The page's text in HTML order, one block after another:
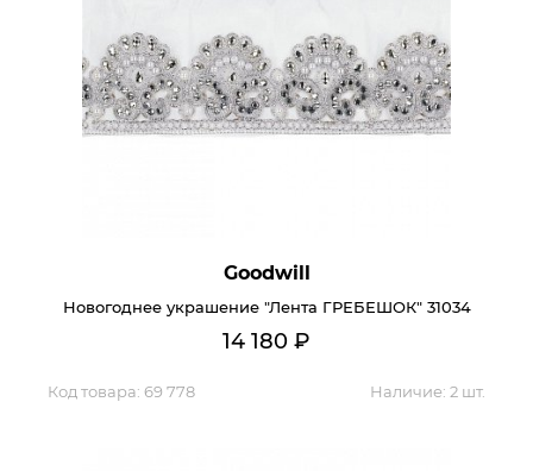
Goodwill
Новогоднее украшение "Лента ГРЕБЕШОК" 31034
14 180 ₽
Код товара: 69 778 Наличие: 2 шт.